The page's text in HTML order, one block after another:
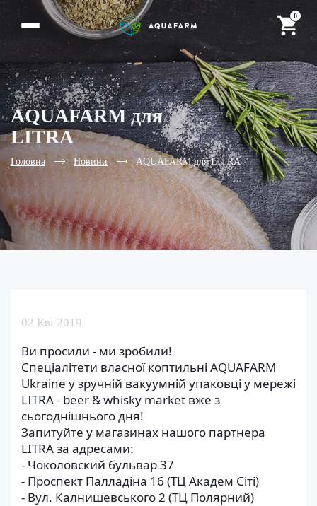
0
AQUAFARM для
LITRA
Головна Новини AQUAFARM для LITRA
02 Кві 2019
Ви просили - ми зробили!
Cпеціалітети власної коптильні AQUAFARM
Ukraine у зручній вакуумній упаковці у мережі
LITRA - beer & whisky market вже з
сьогоднішнього дня!
Запитуйте у магазинах нашого партнера
LITRA за адресами:
- Чоколовский бульвар 37
- Проспект Палладіна 16 (ТЦ Академ Сіті)
- Вул. Калнишевського 2 (ТЦ Полярний)